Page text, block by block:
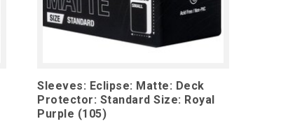
Sleeves: Eclipse: Matte: Deck
Protector: Standard Size: Royal
Purple (105)